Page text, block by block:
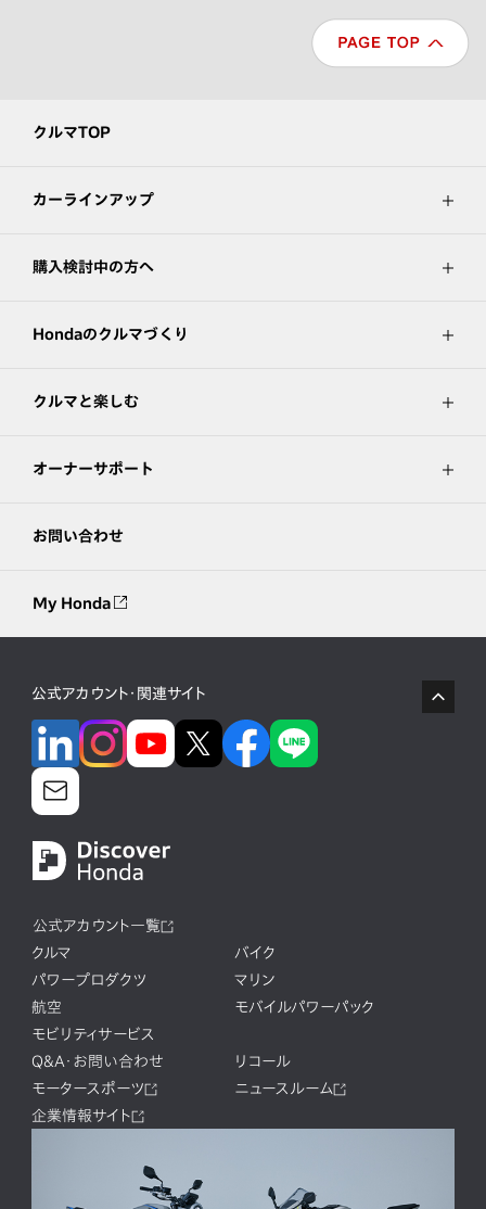
クルマTOP
カーラインアップ
購入検討中の方へ
Hondaのクルマづくり
クルマと楽しむ
オーナーサポート
お問い合わせ
My Honda
公式アカウント・関連サイト
公式アカウント一覧
クルマ
バイク
パワープロダクツ
マリン
航空
モバイルパワーパック
モビリティサービス
Q&A・お問い合わせ
リコール
モータースポーツ
ニュースルーム
企業情報サイト